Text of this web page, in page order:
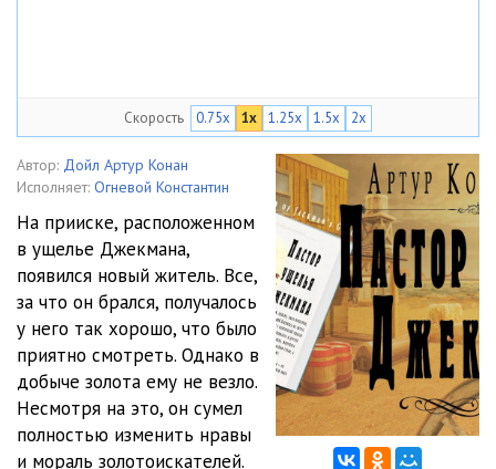
Скорость 0.75x 1x 1.25x 1.5x 2x
Автор: Дойл Артур Конан
Исполняет: Огневой Константин
На прииске, расположенном
в ущелье Джекмана,
появился новый житель. Все,
за что он брался, получалось
у него так хорошо, что было
приятно смотреть. Однако в
добыче золота ему не везло.
Несмотря на это, он сумел
полностью изменить нравы
и мораль золотоискателей.